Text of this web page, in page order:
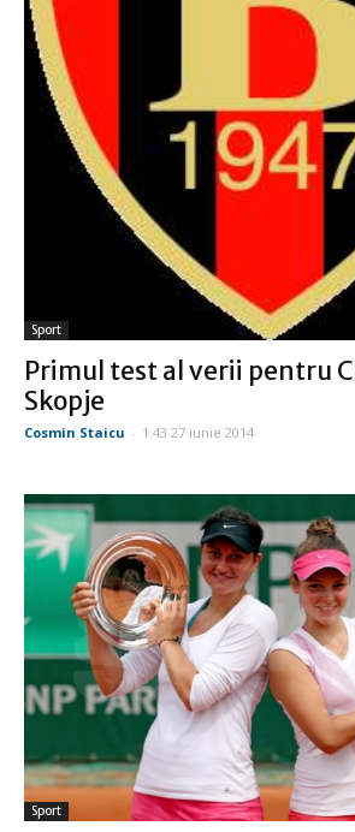
Sport
Primul test al verii pentru
Skopje
Cosmin Staicu - 1:43 27 iunie 2014
Sport